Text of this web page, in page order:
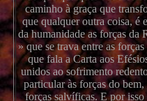
caminho à graça que
que qualquer outra coisa, é
da humanidade as forças da
» que se trava entre as
que fala a Carta aos
unidos ao sofrimento
particular às forças do
forças salvíficas. E por